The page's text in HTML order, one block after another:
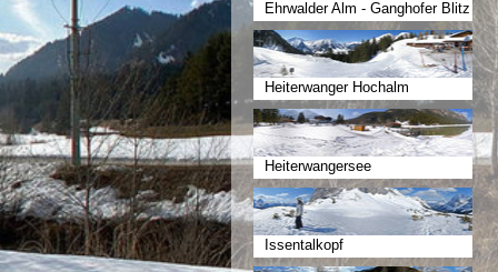
Ehrwalder Alm - Ganghofer Blitz
Heiterwanger Hochalm
Heiterwangersee
Issentalkopf